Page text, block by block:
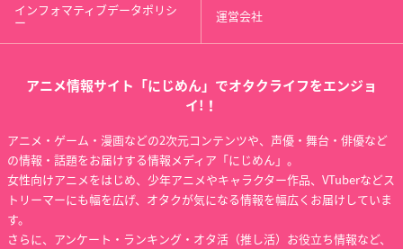
インフォマティブデータポリシ
ー 運営会社
アニメ情報サイト「にじめん」でオタクライフをエンジョ
イ!！
アニメ・ゲーム・漫画などの2次元コンテンツや、声優・舞台・俳優など
の情報・話題をお届けする情報メディア「にじめん」。
女性向けアニメをはじめ、少年アニメやキャラクター作品、VTuberなどス
トリーマーにも幅を広げ、オタクが気になる情報を幅広くお届けしていま
す。
さらに、アンケート・ランキング・オタ活（推し活）お役立ち情報など、